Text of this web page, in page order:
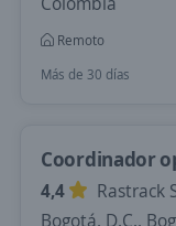
Remoto
Más de 30 días
Coordinador
4,4
Rastrack
Bogotá, D.C.,